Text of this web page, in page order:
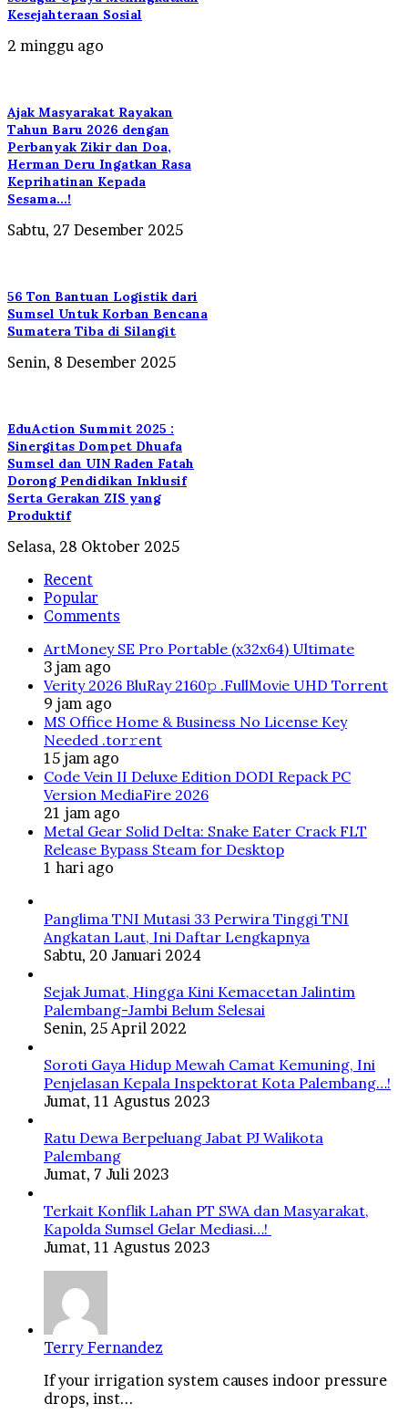
Kesejahteraan Sosial
2 minggu ago
Ajak Masyarakat Rayakan
Tahun Baru 2026 dengan
Perbanyak Zikir dan Doa,
Herman Deru Ingatkan Rasa
Keprihatinan Kepada
Sesama…!
Sabtu, 27 Desember 2025
56 Ton Bantuan Logistik dari
Sumsel Untuk Korban Bencana
Sumatera Tiba di Silangit
Senin, 8 Desember 2025
EduAction Summit 2025 :
Sinergitas Dompet Dhuafa
Sumsel dan UIN Raden Fatah
Dorong Pendidikan Inklusif
Serta Gerakan ZIS yang
Produktif
Selasa, 28 Oktober 2025
Recent
Popular
Comments
ArtMoney SE Pro Portable (x32x64) Ultimate
3 jam ago
Verity 2026 BluRay 2160𝚙 .FullMov𝗂e UHD Torrent
9 jam ago
MS Office Home & Business No License Key
Needed .tоr𝚛еnt
15 jam ago
Code Vein II Deluxe Edition DODI Repack PC
Version MediaFire 2026
21 jam ago
Metal Gear Solid Delta: Snake Eater Crack FLT
Release Bypass Steam for Desktop
1 hari ago
Panglima TNI Mutasi 33 Perwira Tinggi TNI
Angkatan Laut, Ini Daftar Lengkapnya
Sabtu, 20 Januari 2024
Sejak Jumat, Hingga Kini Kemacetan Jalintim
Palembang-Jambi Belum Selesai
Senin, 25 April 2022
Soroti Gaya Hidup Mewah Camat Kemuning, Ini
Penjelasan Kepala Inspektorat Kota Palembang…!
Jumat, 11 Agustus 2023
Ratu Dewa Berpeluang Jabat PJ Walikota
Palembang
Jumat, 7 Juli 2023
Terkait Konflik Lahan PT SWA dan Masyarakat,
Kapolda Sumsel Gelar Mediasi…!
Jumat, 11 Agustus 2023
Terry Fernandez
If your irrigation system causes indoor pressure
drops, inst...